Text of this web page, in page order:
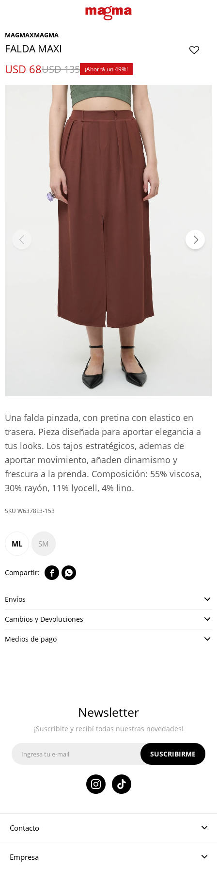
MAGMAXMAGMA
FALDA MAXI
USD 68USD135 49
Una falda pinzada, con pretina con elastico en
trasera. Pieza diseñada para aportar elegancia a
tus looks. Los tajos estratégicos, ademas de
aportar movimiento, añaden dinamismo y
frescura a la prenda. Composición: 55% viscosa,
30% rayón, 11% lyocell, 4% lino.
W6378L3-153
ML SM
 
Envíos
Cambios y Devoluciones
Medios de pago
Contacto
Empresa
Newsletter
¡Suscribite y recibí todas nuestras novedades!
SUSCRIBIRME
